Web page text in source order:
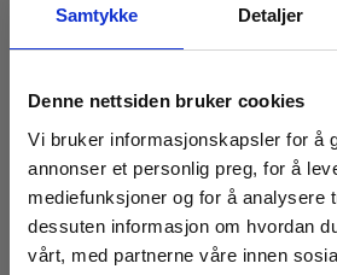
Samtykke Detaljer
Denne nettsiden bruker cookies
Vi bruker informasjonskapsler for å
annonser et personlig preg, for å
mediefunksjoner og for å analysere
dessuten informasjon om hvordan
vårt, med partnerne våre innen
3265-Bl Bøssing 4mm skru blå
EAN 5703317459435
EL.NR 8024307